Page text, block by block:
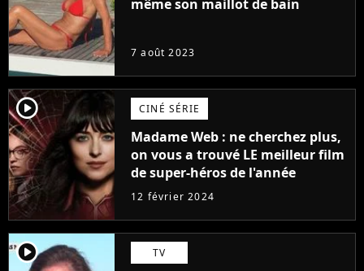
même son maillot de bain
7 août 2023
player2 CINÉ SÉRIE
Madame Web : ne cherchez plus,
on vous a trouvé LE meilleur film
de super-héros de l'année
12 février 2024
player2 TV